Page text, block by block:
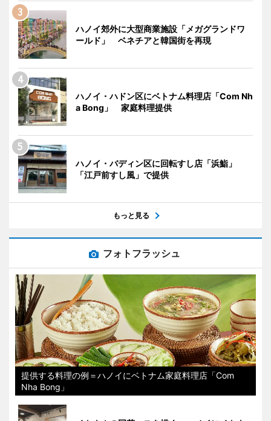
ハノイ郊外に大型商業施設「メガグランドワ
ールド」 ベネチアと韓国街を再現
ハノイ・ハドン区にベトナム料理店「Com Nh
a Bong」 家庭料理提供
ハノイ・バディン区に回転すし店「浜鮨」
「江戸前すし風」で提供
もっと見る
フォトフラッシュ
提供する料理の例＝ハノイにベトナム家庭料理店「Com
Nha Bong」